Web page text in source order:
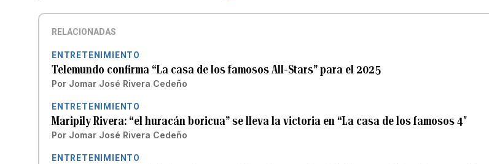
RELACIONADAS
ENTRETENIMIENTO
Telemundo confirma “La casa de los famosos All-Stars” para el 2025
Por Jomar José Rivera Cedeño
ENTRETENIMIENTO
Maripily Rivera: “el huracán boricua” se lleva la victoria en “La casa de los famosos 4″
Por Jomar José Rivera Cedeño
ENTRETENIMIENTO